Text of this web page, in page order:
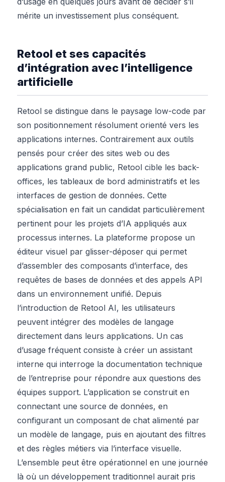
mérite un investissement plus conséquent.
Retool et ses capacités
d’intégration avec l’intelligence
artificielle
Retool se distingue dans le paysage low-code par
son positionnement résolument orienté vers les
applications internes. Contrairement aux outils
pensés pour créer des sites web ou des
applications grand public, Retool cible les back-
offices, les tableaux de bord administratifs et les
interfaces de gestion de données. Cette
spécialisation en fait un candidat particulièrement
pertinent pour les projets d’IA appliqués aux
processus internes. La plateforme propose un
éditeur visuel par glisser-déposer qui permet
d’assembler des composants d’interface, des
requêtes de bases de données et des appels API
dans un environnement unifié. Depuis
l’introduction de Retool AI, les utilisateurs
peuvent intégrer des modèles de langage
directement dans leurs applications. Un cas
d’usage fréquent consiste à créer un assistant
interne qui interroge la documentation technique
de l’entreprise pour répondre aux questions des
équipes support. L’application se construit en
connectant une source de données, en
configurant un composant de chat alimenté par
un modèle de langage, puis en ajoutant des filtres
et des règles métiers via l’interface visuelle.
L’ensemble peut être opérationnel en une journée
là où un développement traditionnel aurait pris